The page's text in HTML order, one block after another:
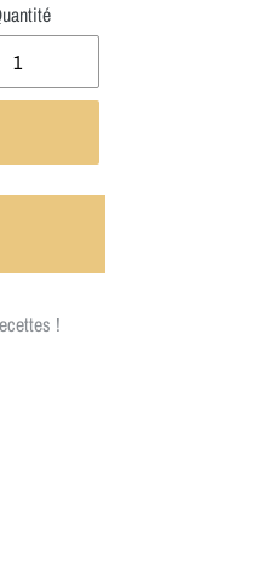
!